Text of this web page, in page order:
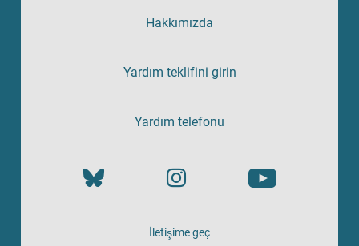
Hakkımızda
Yardım teklifini girin
Yardım telefonu
İletişime geç